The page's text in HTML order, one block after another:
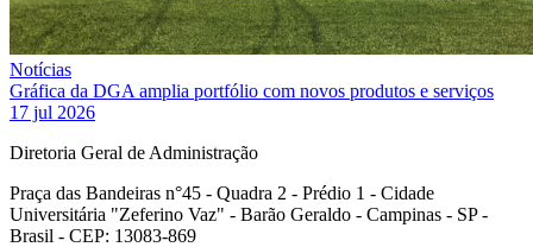
Notícias
Gráfica da DGA amplia portfólio com novos produtos e serviços
17 jul 2026
Diretoria Geral de Administração
Praça das Bandeiras n°45 - Quadra 2 - Prédio 1 - Cidade
Universitária "Zeferino Vaz" - Barão Geraldo - Campinas - SP -
Brasil - CEP: 13083-869